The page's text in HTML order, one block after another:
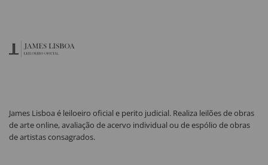
James Lisboa é leiloeiro oficial e perito judicial. Realiza leilões de obras
de arte online, avaliação de acervo individual ou de espólio de obras
de artistas consagrados.